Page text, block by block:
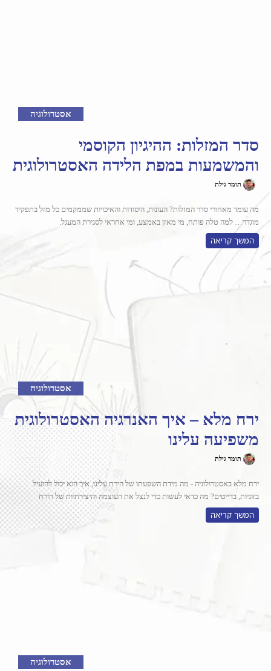
אסטרולוגיה
סדר המזלות: ההיגיון הקוסמי
והמשמעות במפת הלידה האסטרולוגית
תומר גילת
מה עומד מאחורי סדר המזלות? העונות, היסודות והאיכויות שממקמים כל מזל בתפקיד
מוגדר… למה טלה פותח, מי מאזן באמצע, ומי אחראי לסגירת המעגל.
המשך קריאה
אסטרולוגיה
ירח מלא – איך האנרגיה האסטרולוגית
משפיעה עלינו
תומר גילת
ירח מלא באסטרולוגיה - מה מידת השפעתו של הירח עלינו, איך הוא יכול להועיל
בזוגיות, בדייטים? מה כדאי לעשות כדי לנצל את העוצמה והיצירתיות של הירח
המשך קריאה
אסטרולוגיה